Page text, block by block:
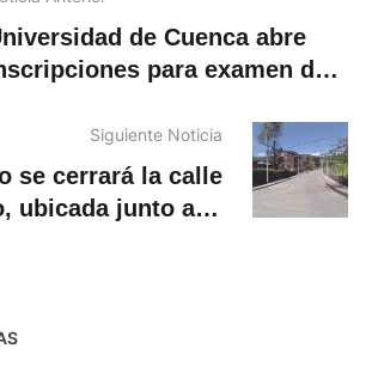
de Cuenca abre
para examen de
Siguiente Noticia
se cerrará la calle
ubicada junto a la